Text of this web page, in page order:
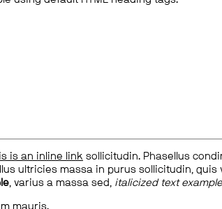
is an inline link sollicitudin. Phasellus
ultricies massa in purus sollicitudin,
, varius a massa sed, italicized text example
mauris.